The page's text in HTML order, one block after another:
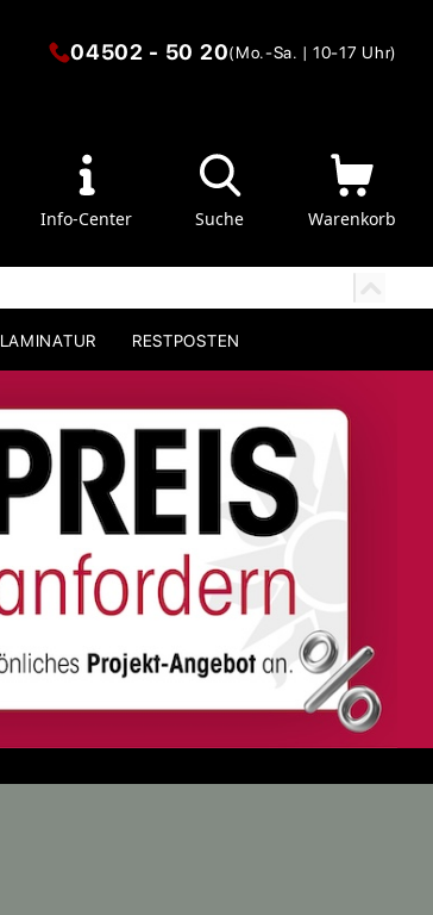
04502 - 50 20(Mo.-Sa. | 10-17 Uhr)
Info-Center Suche Warenkorb
LAMINATUR RESTPOSTEN